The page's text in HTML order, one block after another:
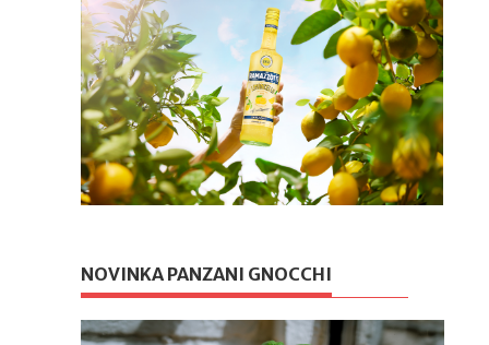
NOVINKA PANZANI GNOCCHI